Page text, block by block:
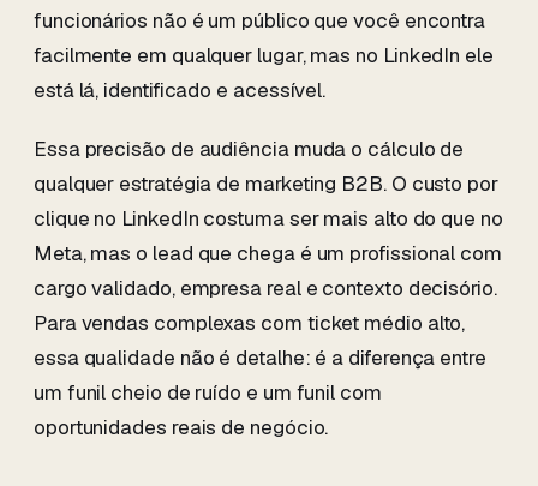
funcionários não é um público que você encontra
facilmente em qualquer lugar, mas no LinkedIn ele
está lá, identificado e acessível.
Essa precisão de audiência muda o cálculo de
qualquer estratégia de marketing B2B. O custo por
clique no LinkedIn costuma ser mais alto do que no
Meta, mas o lead que chega é um profissional com
cargo validado, empresa real e contexto decisório.
Para vendas complexas com ticket médio alto,
essa qualidade não é detalhe: é a diferença entre
um funil cheio de ruído e um funil com
oportunidades reais de negócio.